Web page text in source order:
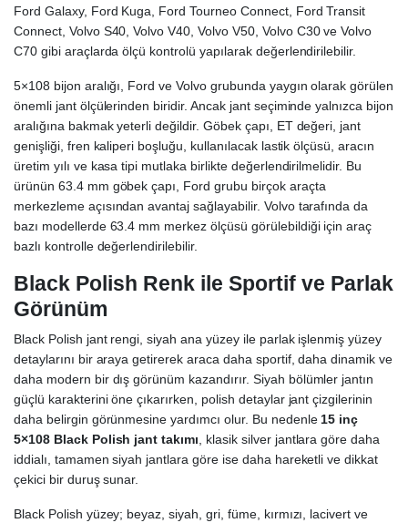
Ford Galaxy, Ford Kuga, Ford Tourneo Connect, Ford Transit
Connect, Volvo S40, Volvo V40, Volvo V50, Volvo C30 ve Volvo
C70 gibi araçlarda ölçü kontrolü yapılarak değerlendirilebilir.
5×108 bijon aralığı, Ford ve Volvo grubunda yaygın olarak görülen
önemli jant ölçülerinden biridir. Ancak jant seçiminde yalnızca bijon
aralığına bakmak yeterli değildir. Göbek çapı, ET değeri, jant
genişliği, fren kaliperi boşluğu, kullanılacak lastik ölçüsü, aracın
üretim yılı ve kasa tipi mutlaka birlikte değerlendirilmelidir. Bu
ürünün 63.4 mm göbek çapı, Ford grubu birçok araçta
merkezleme açısından avantaj sağlayabilir. Volvo tarafında da
bazı modellerde 63.4 mm merkez ölçüsü görülebildiği için araç
bazlı kontrolle değerlendirilebilir.
Black Polish Renk ile Sportif ve Parlak
Görünüm
Black Polish jant rengi, siyah ana yüzey ile parlak işlenmiş yüzey
detaylarını bir araya getirerek araca daha sportif, daha dinamik ve
daha modern bir dış görünüm kazandırır. Siyah bölümler jantın
güçlü karakterini öne çıkarırken, polish detaylar jant çizgilerinin
daha belirgin görünmesine yardımcı olur. Bu nedenle15 inç
5×108 Black Polish jant takımı, klasik silver jantlara göre daha
iddialı, tamamen siyah jantlara göre ise daha hareketli ve dikkat
çekici bir duruş sunar.
Black Polish yüzey; beyaz, siyah, gri, füme, kırmızı, lacivert ve